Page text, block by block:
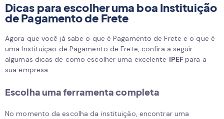
Dicas para escolher uma boa Instituição
de Pagamento de Frete
Agora que você já sabe o que é Pagamento de Frete e o que é
uma Instituição de Pagamento de Frete, confira a seguir
algumas dicas de como escolher uma excelente IPEFpara a
sua empresa:
Escolha uma ferramenta completa
No momento da escolha da instituição, encontrar uma